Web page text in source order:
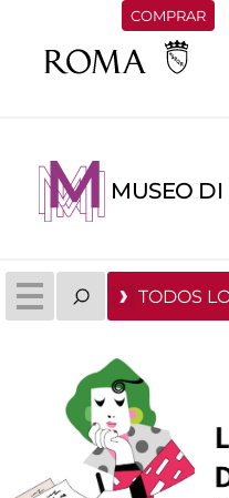
COMPRAR
MUSEO DI
TODOS